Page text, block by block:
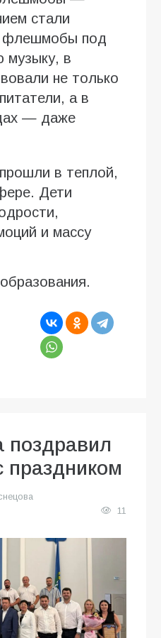
стали
флешмобы под
музыку, в
не только
а в
— даже
в теплой,
Дети
и массу
поздравил
праздником
11